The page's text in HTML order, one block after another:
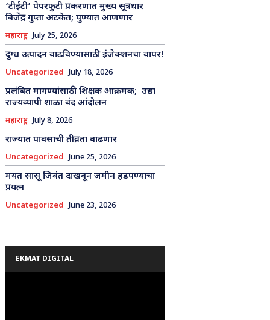
‘टीईटी’ पेपरफुटी प्रकरणात मुख्य सूत्रधार
बिजेंद्र गुप्ता अटकेत; पुण्यात आणणार
महाराष्ट्र July 25, 2026
दुग्ध उत्पादन वाढविण्यासाठी इंजेक्शनचा वापर!
Uncategorized July 18, 2026
प्रलंबित मागण्यांसाठी शिक्षक आक्रमक; उद्या
राज्यव्यापी शाळा बंद आंदोलन
महाराष्ट्र July 8, 2026
राज्यात पावसाची तीव्रता वाढणार
Uncategorized June 25, 2026
मयत सासू जिवंत दाखवून जमीन हडपण्याचा
प्रयत्न
Uncategorized June 23, 2026
EKMAT DIGITAL